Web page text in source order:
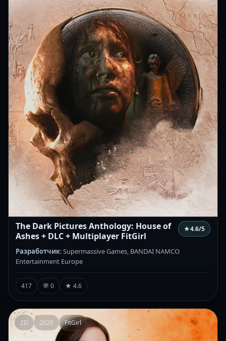
The Dark Pictures Anthology: House of
Ashes + DLC + Multiplayer FitGirl
★4.6/5
Разработчик: Supermassive Games, BANDAI NAMCO
Entertainment Europe
417 💬 0 ★ 4.6
2D 2020 FitGirl